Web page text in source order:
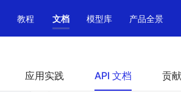
教程 文档 模型库 产品全景
应用实践 API 文档 贡